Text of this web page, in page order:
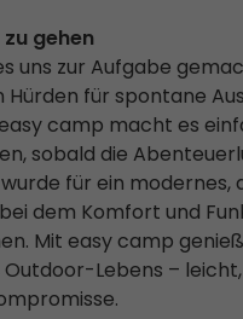
gehen
uns zur Aufgabe
für spontane
camp macht es
sobald die
für ein modernes,
dem Komfort und
Mit easy camp
Outdoor-Lebens –